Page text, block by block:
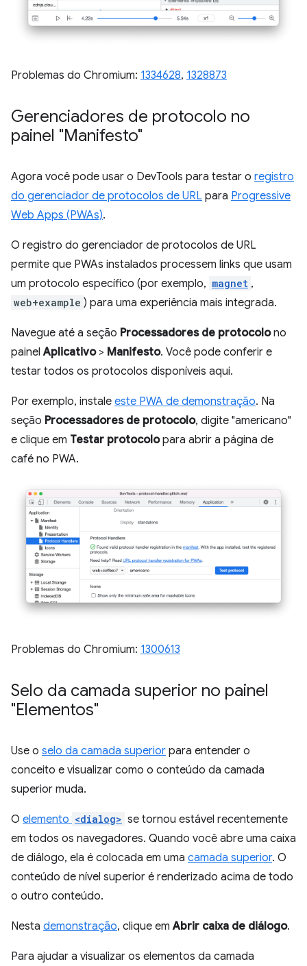
Problemas do Chromium: 1334628, 1328873
Gerenciadores de protocolo no
painel "Manifesto"
Agora você pode usar o DevTools para testar o registro
do gerenciador de protocolos de URL para Progressive
Web Apps (PWAs).
O registro do gerenciador de protocolos de URL
permite que PWAs instalados processem links que usam
um protocolo específico (por exemplo, magnet ,
web+example ) para uma experiência mais integrada.
Navegue até a seção Processadores de protocolono
painelAplicativo> Manifesto. Você pode conferir e
testar todos os protocolos disponíveis aqui.
Por exemplo, instale este PWA de demonstração. Na
seção Processadores de protocolo, digite "americano"
e clique em Testar protocolopara abrir a página de
café no PWA.
Problemas do Chromium: 1300613
Selo da camada superior no painel
"Elementos"
Use o selo da camada superior para entender o
conceito e visualizar como o conteúdo da camada
superior muda.
O elemento <dialog> se tornou estável recentemente
em todos os navegadores. Quando você abre uma caixa
de diálogo, ela é colocada em uma camada superior. O
conteúdo de nível superior é renderizado acima de todo
o outro conteúdo.
Nesta demonstração, clique emAbrir caixa de diálogo.
Para ajudar a visualizar os elementos da camada